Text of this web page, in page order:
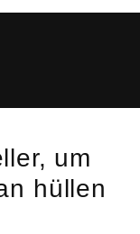
um
hüllen